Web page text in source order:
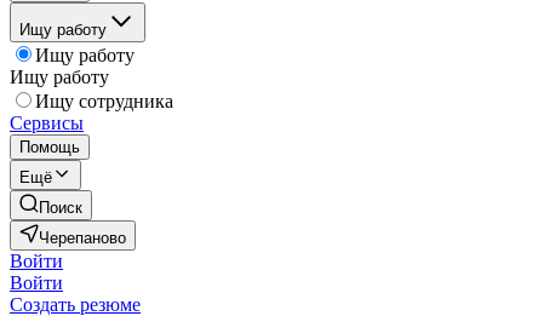
Ищу работу
Ищу работу
Ищу работу
Ищу сотрудника
Сервисы
Помощь
Ещё
Поиск
Черепаново
Войти
Войти
Создать резюме